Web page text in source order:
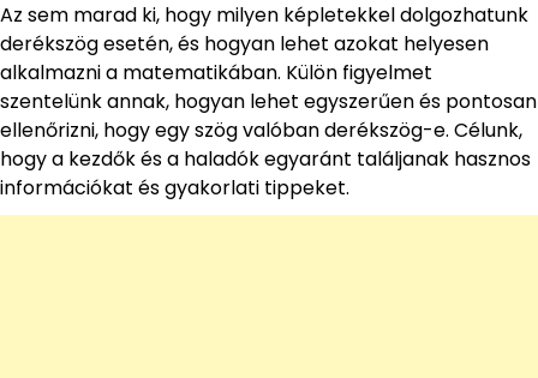
Az sem marad ki, hogy milyen képletekkel dolgozhatunk
derékszög esetén, és hogyan lehet azokat helyesen
alkalmazni a matematikában. Külön figyelmet
szentelünk annak, hogyan lehet egyszerűen és pontosan
ellenőrizni, hogy egy szög valóban derékszög-e. Célunk,
hogy a kezdők és a haladók egyaránt találjanak hasznos
információkat és gyakorlati tippeket.